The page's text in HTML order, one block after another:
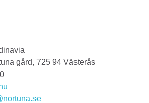
gård, 725 94 Västerås